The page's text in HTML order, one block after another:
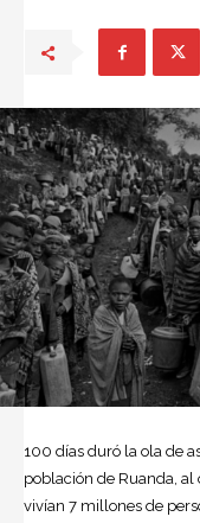
100 días duró la ola de
población de Ruanda,
vivían 7 millones de